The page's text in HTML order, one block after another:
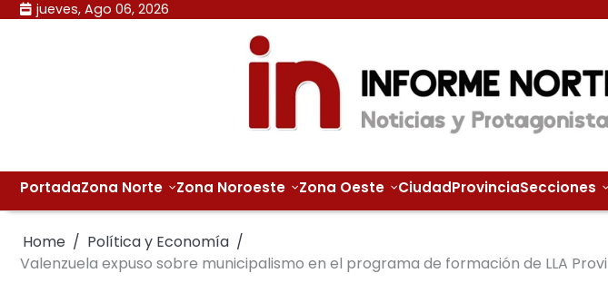
Skip jueves, Ago 06, 2026
PortadaZona Norte Zona Noroeste Zona Oeste CiudadProvinciaSecciones
Home
Política y Economía
Valenzuela expuso sobre municipalismo en el programa de formación de LLA